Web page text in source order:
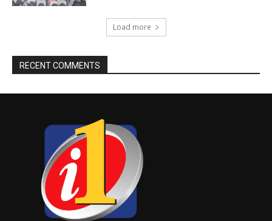
Load more
RECENT COMMENTS